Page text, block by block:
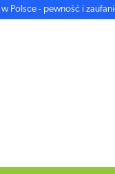
Polsce - pewność i